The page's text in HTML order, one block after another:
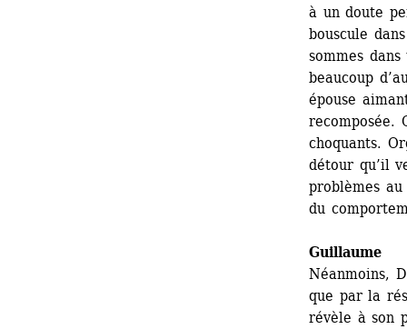
à un doute
bouscule
sommes
beaucoup
épouse
recomposée.
choquants.
détour qu’il
problèmes
du
Guillaume
Néanmoins,
que par la
révèle à son